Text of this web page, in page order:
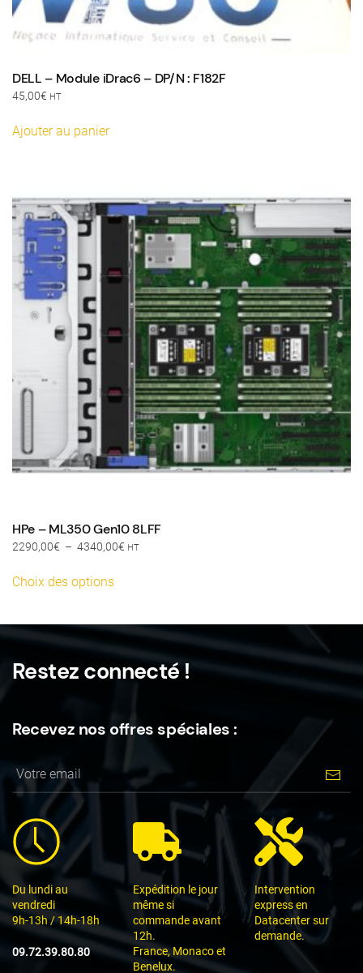
DELL – Module iDrac6 – DP/N : F182F
45,00€ HT
Ajouter au panier
HPe – ML350 Gen10 8LFF
2290,00€ – 4340,00€ Plage
4340,00€
HT
Choix des optionsproduit
plusieurs
variations.
Les
être
produit
Restez connecté !
Recevez nos offres spéciales :
Du lundi au
vendredi
9h-13h / 14h-18h
09.72.39.80.80
Expédition le jour
même si
commande avant
12h.
France, Monaco et
Benelux.
Intervention
express en
Datacenter sur
demande.